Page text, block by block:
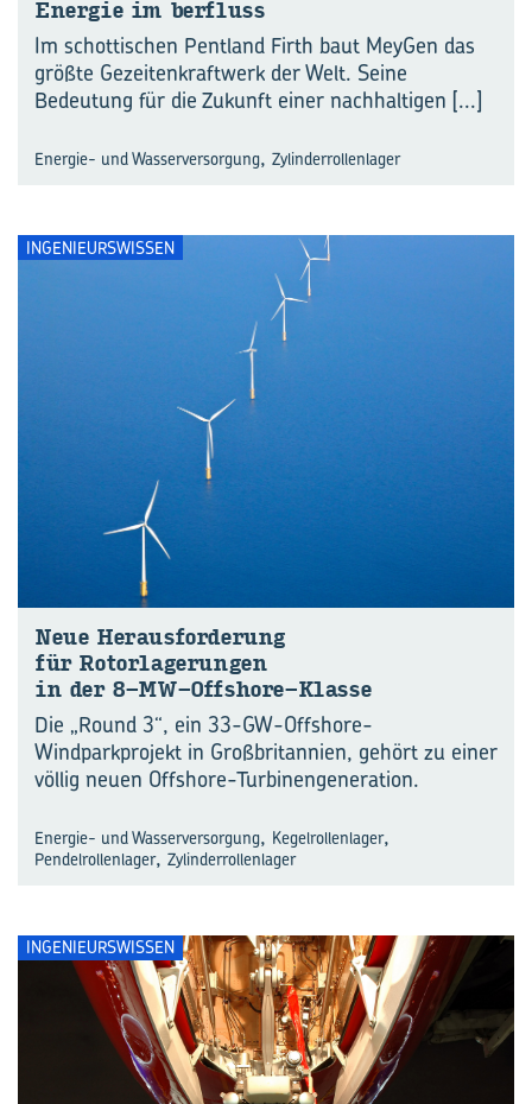
En­er­gie im ber­fluss
Im schottischen Pentland Firth baut MeyGen das
größte Gezeitenkraftwerk der Welt. Seine
Bedeutung für die Zukunft einer nachhaltigen [...]
Energie- und Wasserversorgung, Zylinderrollenlager
INGENIEURSWISSEN
Neue Her­aus­for­de­rung
für Ro­tor­la­ge­run­gen
in der 8-​MW-Offshore-Klasse
Die „Round 3“, ein 33-GW-Offshore-
Windparkprojekt in Großbritannien, gehört zu einer
völlig neuen Offshore-Turbinengeneration.
Energie- und Wasserversorgung, Kegelrollenlager,
Pendelrollenlager, Zylinderrollenlager
INGENIEURSWISSEN